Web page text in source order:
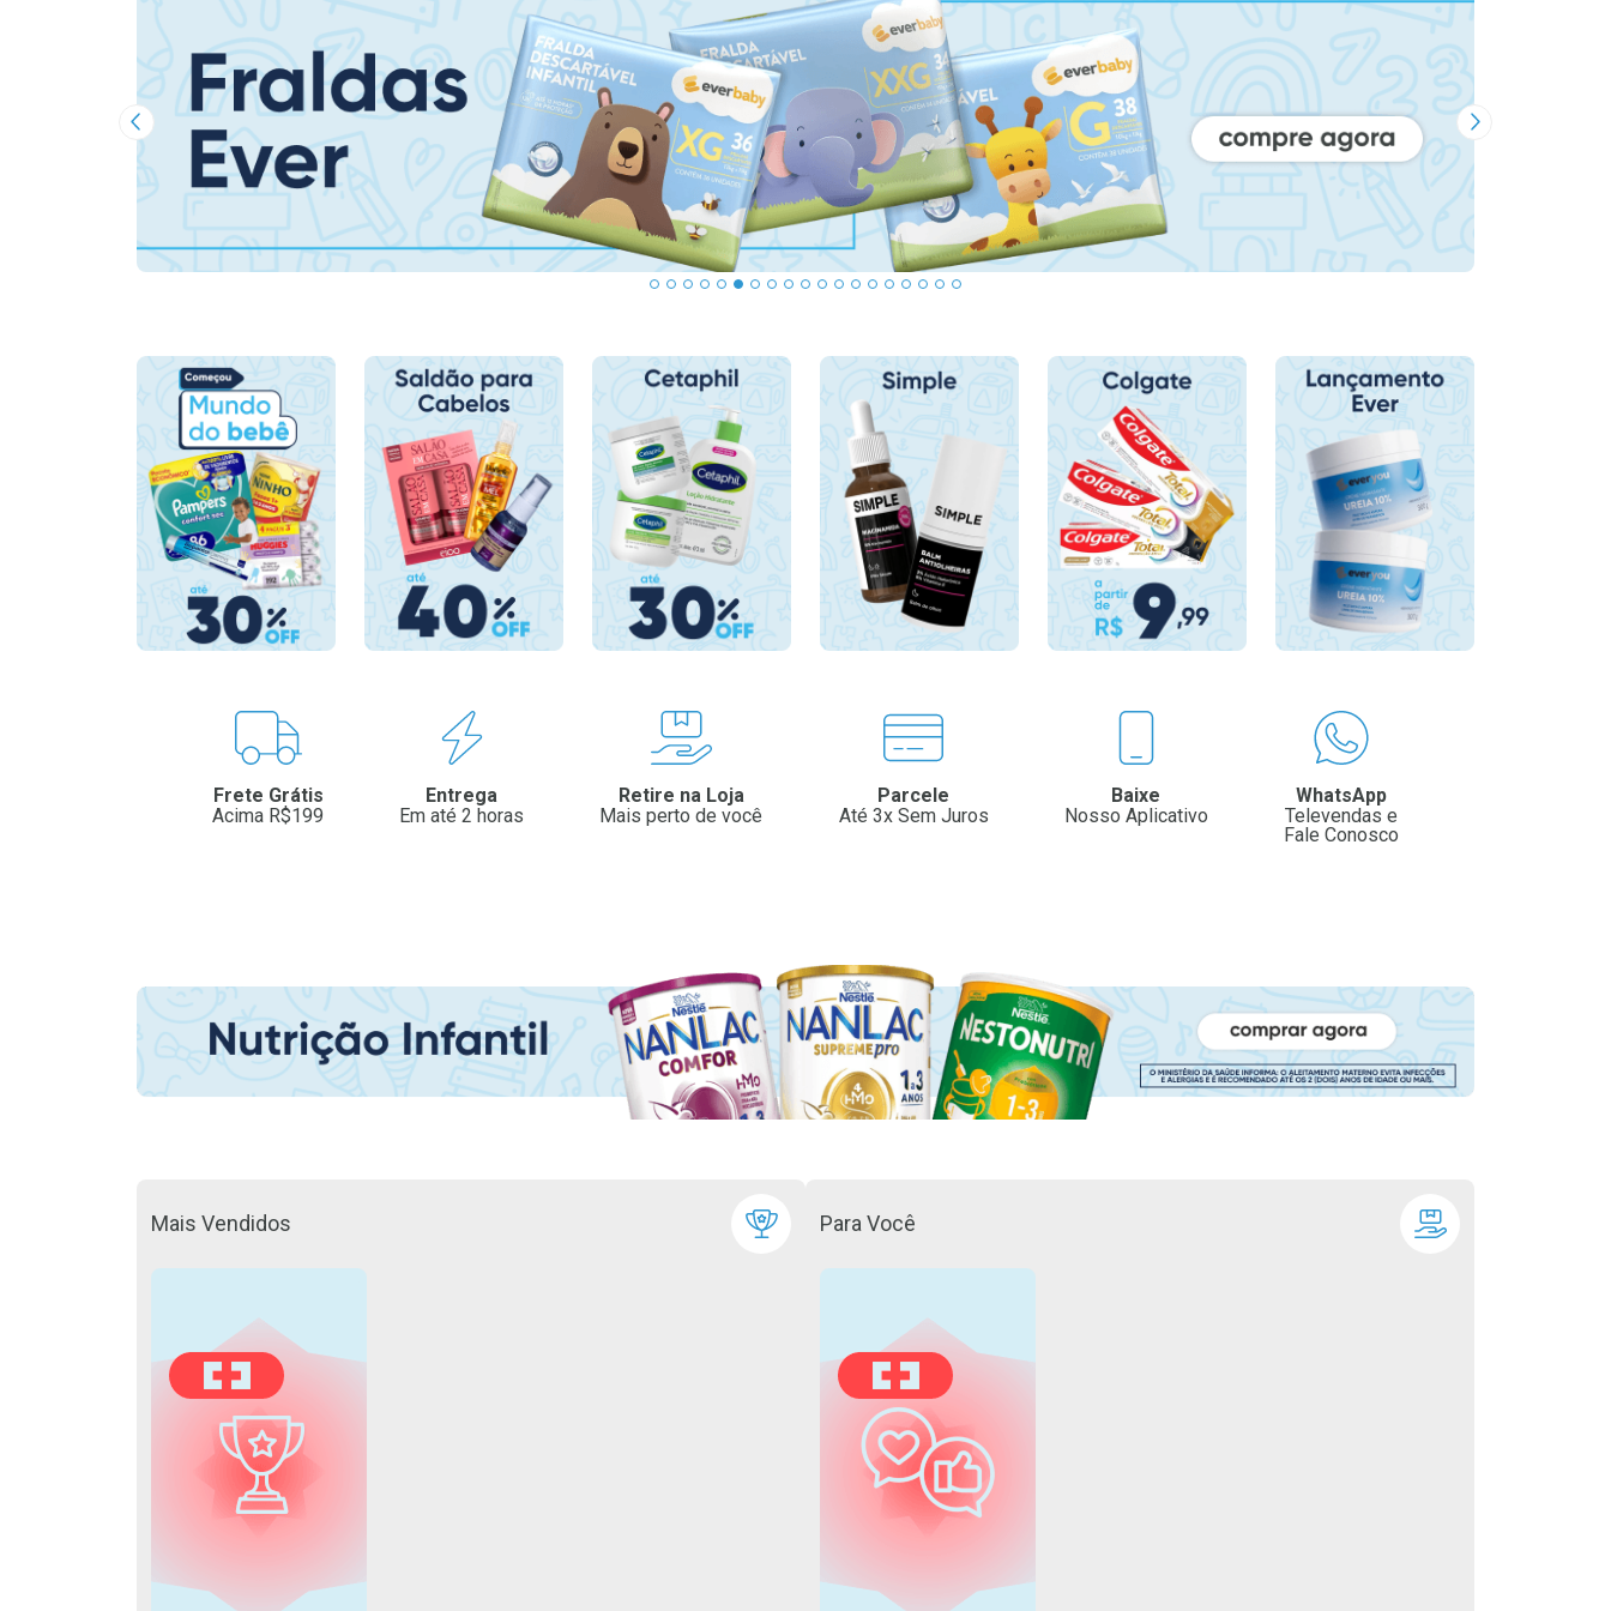
Imagem Anterior Próxima Imagem
Benefícios
Frete Grátis
Acima R$199
Entrega
Em até 2 horas
Retire na Loja
Mais perto de você
Parcele
Até 3x Sem Juros
Baixe
Nosso Aplicativo
WhatsApp
Televendas e
Fale Conosco
Mais Vendidos Para Você